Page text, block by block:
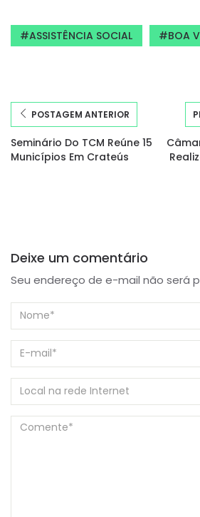
ASSISTÊNCIA SOCIAL BOA
POSTAGEM ANTERIOR
Seminário Do TCM Reúne 15
Municípios Em Crateús
Deixe um comentário
Seu endereço de e-mail não será